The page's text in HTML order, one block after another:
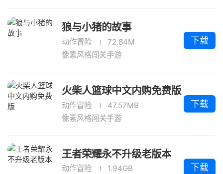
狼与小猪的故事
动作冒险
72.84M
像素风格闯关手游
下载
火柴人篮球中文内购免费版
动作冒险
47.57MB
像素风格闯关手游
下载
王者荣耀永不升级老版本
动作冒险
1.94GB
下载